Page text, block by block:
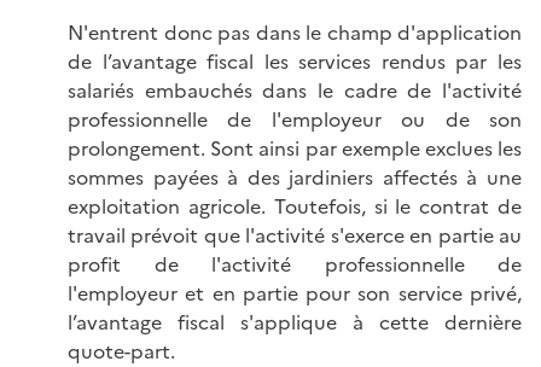
N'entrent donc pas dans le champ d'application
de l’avantage fiscal les services rendus par les
salariés embauchés dans le cadre de l'activité
professionnelle de l'employeur ou de son
prolongement. Sont ainsi par exemple exclues les
sommes payées à des jardiniers affectés à une
exploitation agricole. Toutefois, si le contrat de
travail prévoit que l'activité s'exerce en partie au
profit de l'activité professionnelle de
l'employeur et en partie pour son service privé,
l’avantage fiscal s'applique à cette dernière
quote-part.